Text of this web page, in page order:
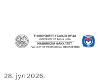
28. јул 2026.